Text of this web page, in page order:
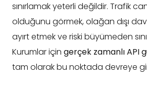
sınırlamak yeterli değildir. Trafik
olduğunu görmek, olağan dışı
ayırt etmek ve riski büyümeden
Kurumlar için gerçek zamanlı API
tam olarak bu noktada devreye